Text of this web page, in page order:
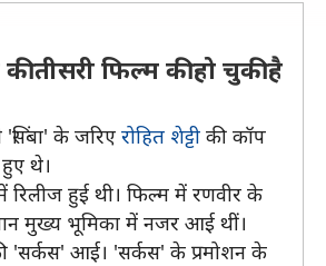
तीसरी फिल्म की हो चुकी है
के जरिए रोहित शेट्टी की कॉप
थे।
हुई थी। फिल्म में रणवीर के
मुख्य भूमिका में नजर आई थीं।
'सर्कस' आई। 'सर्कस' के प्रमोशन के